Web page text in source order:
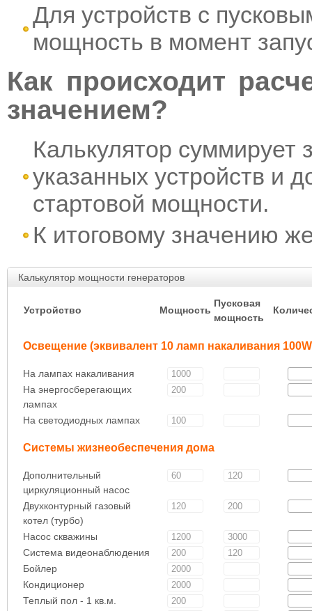
Для устройств с
мощность в момент
Как происходит
значением?
Калькулятор суммирует
указанных устройств и
стартовой мощности.
К итоговому значению
Калькулятор мощности генераторов
Устройство Мощность
Пусковая
мощность
Освещение (эквивалент 10 ламп накаливания
На лампах накаливания
На энергосберегающих
лампах
На светодиодных лампах
Системы жизнеобеспечения дома
Дополнительный
циркуляционный насос
Двухконтурный газовый
котел (турбо)
Насос скважины
Система видеонаблюдения
Бойлер
Кондиционер
Теплый пол - 1 кв.м.